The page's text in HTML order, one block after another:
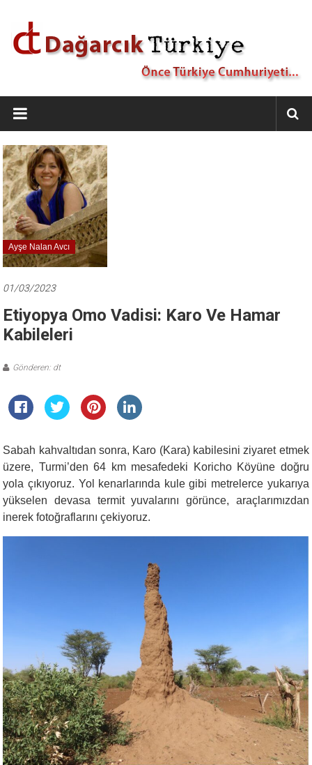
Dağarcık
Türkiye
Önce
Türkiye
Cumhuriyeti…
Ayşe Nalan Avcı
01/03/2023
Etiyopya Omo Vadisi: Karo Ve Hamar
Kabileleri
Gönderen: dt
Sabah kahvaltıdan sonra, Karo (Kara) kabilesini ziyaret etmek
üzere, Turmi’den 64 km mesafedeki Koricho Köyüne doğru
yola çıkıyoruz. Yol kenarlarında kule gibi metrelerce yukarıya
yükselen devasa termit yuvalarını görünce, araçlarımızdan
inerek fotoğraflarını çekiyoruz.